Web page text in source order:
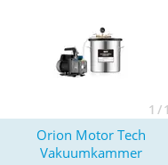
1 /
Orion Motor Tech
Vakuumkammer